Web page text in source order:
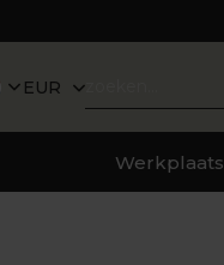
EUR
Werkplaats